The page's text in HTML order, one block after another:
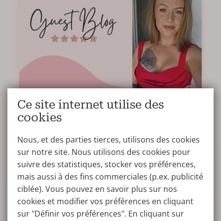
Le Jour J
La veille de mon intervention, j'ai très peu dormi car le
stress me gagnait. J'ai également téléphoné à la
Mon expérience d’augmentation
TÉMOIGNAGE 18-08-2025
J’ai récemment subi une augmentation mammaire
à la Wellness Kliniek de Genk avec le Dr Romuald
Taraquois, et je suis absolument ravie de partager
mon témoignage. Du premier contact jusqu’au
résultat final, tout a dépassé mes attentes.
Ce site internet utilise des
cookies
Nous, et des parties tierces, utilisons des cookies
sur notre site. Nous utilisons des cookies pour
suivre des statistiques, stocker vos préférences,
mais aussi à des fins commerciales (p.ex. publicité
ciblée). Vous pouvez en savoir plus sur nos
cookies et modifier vos préférences en cliquant
sur "Définir vos préférences". En cliquant sur